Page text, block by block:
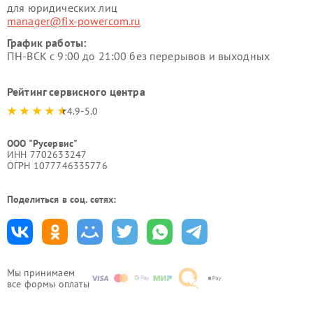
Мы принимаем
все формы оплаты
для юридических лиц
manager@fix-powercom.ru
График работы:
ПН-ВСК с 9:00 до 21:00 без перерывов и выходных
Рейтинг сервисного центра
4.9-5.0
ООО "Русервис"
ИНН 7702633247
ОГРН 1077746335776
Поделиться в соц. сетях: